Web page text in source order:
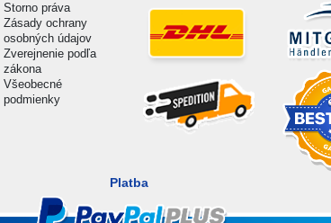
Storno práva
Zásady ochrany
osobných údajov
Zverejnenie podľa
zákona
Všeobecné
podmienky
Platba